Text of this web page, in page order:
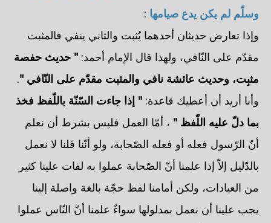
وسلّم لم يكن يدع صيامها :
وإذا تعارض حديثان أحدهما يُثبت والثاني ينفي فالمثبت
مقدّم على النّافي، ولهذا قال الإمام أحمد: " حديث حفصة
مثبِت، وحديث عائشة نافي والمثبت مقدّم على النّافي ".
وأنا أريد أن أعطيك قاعدة: " إذا جاءت السّنّة باللّفظ فخذ
بما دلّ عليه اللّفظ " ، أمّا العمل فليس بشرط أن نعلم
أنّ الرّسول فعله أو فعله الصّحابة، ولو أنّنا قلنا لا نعمل
بالدّليل إلاّ إذا علمنا أنّ الصّحابة عملوا به لفات علينا كثير
من العبادات، ولكن أمامنا لفظ حجّة بالغة واصلة إلينا
يجب علينا أن نعمل بمدلولها سواءٌ علمنا أنّ النّاس عملوا